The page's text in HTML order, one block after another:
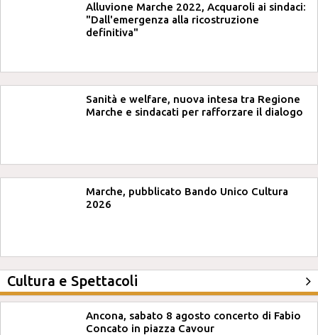
Alluvione Marche 2022, Acquaroli ai sindaci:
"Dall'emergenza alla ricostruzione
definitiva"
Sanità e welfare, nuova intesa tra Regione
Marche e sindacati per rafforzare il dialogo
Marche, pubblicato Bando Unico Cultura
2026
Cultura e Spettacoli
Ancona, sabato 8 agosto concerto di Fabio
Concato in piazza Cavour